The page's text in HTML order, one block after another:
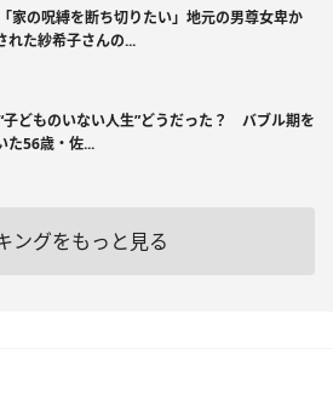
「家の呪縛を断ち切りたい」地元の男尊女卑か
れた紗希子さんの...
“子どものいない人生”どうだった？ バブル期を
た56歳・佐...
ングをもっと見る